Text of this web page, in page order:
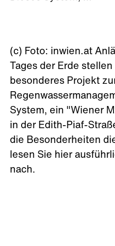
(c) Foto: inwien.at
Tages der Erde
besonderes Projekt
System, ein "Wiener
in der Edith-Piaf-
die Besonderheiten
lesen Sie hier
nach.